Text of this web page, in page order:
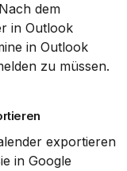
dem
in Outlook
in Outlook
zu müssen.
exportieren
in Google